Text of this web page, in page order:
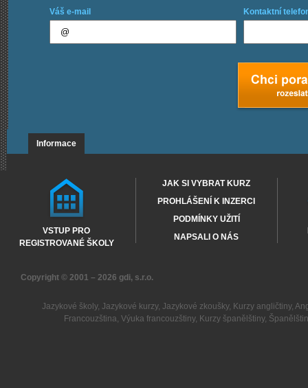
Váš e-mail Kontaktní
Informace
VSTUP PRO
REGISTROVANÉ ŠKOLY
JAK SI VYBRAT KURZ
PROHLÁŠENÍ K INZERCI
PODMÍNKY UŽITÍ
NAPSALI O NÁS
Copyright © 2001 – 2026 gdi, s.r.o.
Jazykové školy, Jazykové kurzy, Jazykové zkoušky, Kurzy angličtiny,
Francouzština,Výuka francouzštiny, Kurzy španělštiny,